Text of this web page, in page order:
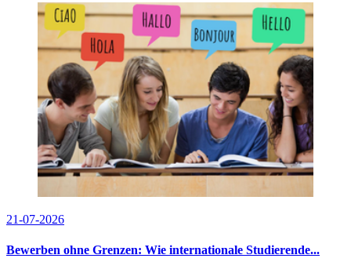
21-07-2026
Bewerben ohne Grenzen: Wie internationale Studierende...